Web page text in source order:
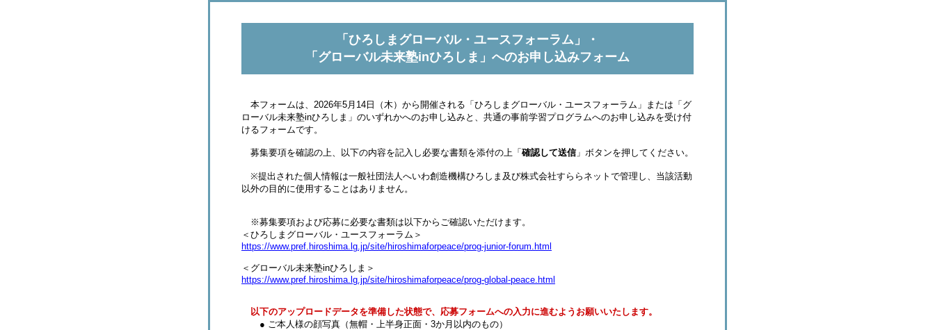
「ひろしまグローバル・ユースフォーラム」・
「グローバル未来塾inひろしま」へのお申し込みフォーム
本フォームは、2026年5月14日（木）から開催される「ひろしまグローバル・ユースフォーラム」または「グ
ローバル未来塾inひろしま」のいずれかへのお申し込みと、共通の事前学習プログラムへのお申し込みを受け付
けるフォームです。
募集要項を確認の上、以下の内容を記入し必要な書類を添付の上「 確認して送信」ボタンを押してください。
※提出された個人情報は一般社団法人へいわ創造機構ひろしま及び株式会社すららネットで管理し、当該活動
以外の目的に使用することはありません。
※募集要項および応募に必要な書類は以下からご確認いただけます。
＜ひろしまグローバル・ユースフォーラム＞
https://www.pref.hiroshima.lg.jp/site/hiroshimaforpeace/prog-junior-forum.html
＜グローバル未来塾inひろしま＞
https://www.pref.hiroshima.lg.jp/site/hiroshimaforpeace/prog-global-peace.html
以下のアップロードデータを準備した状態で、応募フォームへの入力に進むようお願いいたします。
● ご本人様の顔写真（無帽・上半身正面・3か月以内のもの）